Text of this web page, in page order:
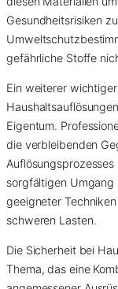
Gesundheitsrisiken
gefährliche Stoffe
Ein weiterer
Eigentum.
die verbleibenden
sorgfältigen Umgang
geeigneter
schweren Lasten.
Die Sicherheit bei
Thema, das eine